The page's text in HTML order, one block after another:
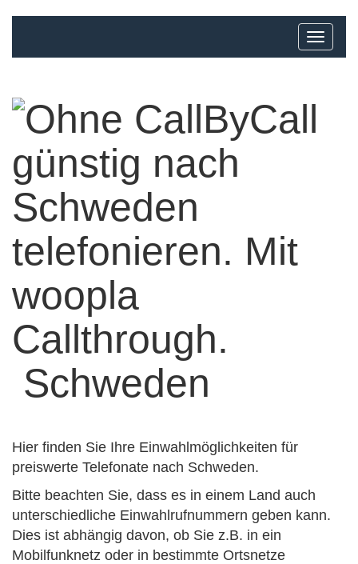
Schweden
Hier finden Sie Ihre Einwahlmöglichkeiten für
preiswerte Telefonate nach Schweden.
Bitte beachten Sie, dass es in einem Land auch
unterschiedliche Einwahlrufnummern geben kann.
Dies ist abhängig davon, ob Sie z.B. in ein
Mobilfunknetz oder in bestimmte Ortsnetze